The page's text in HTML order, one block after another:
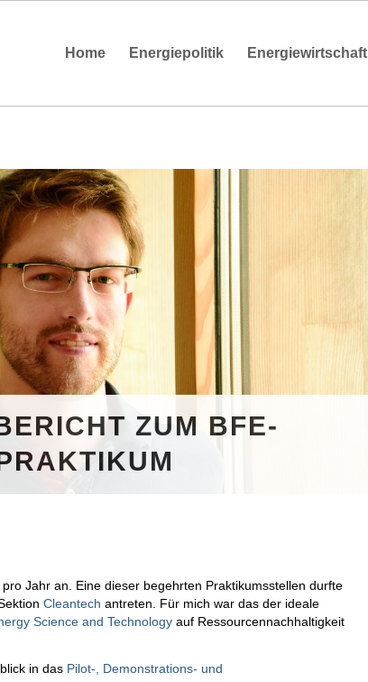
Home Energiepolitik Energiewirtschaft
ZUM BFE-
Jahr an. Eine dieser begehrten Praktikumsstellen durfte
Cleantech antreten. Für mich war das der ideale
Science and Technology auf Ressourcennachhaltigkeit
in das Pilot-, Demonstrations- und